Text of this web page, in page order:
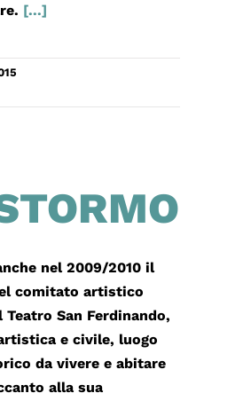
[...]
nel 2009/2010 il
comitato artistico
San Ferdinando,
e civile, luogo
da vivere e abitare
alla sua